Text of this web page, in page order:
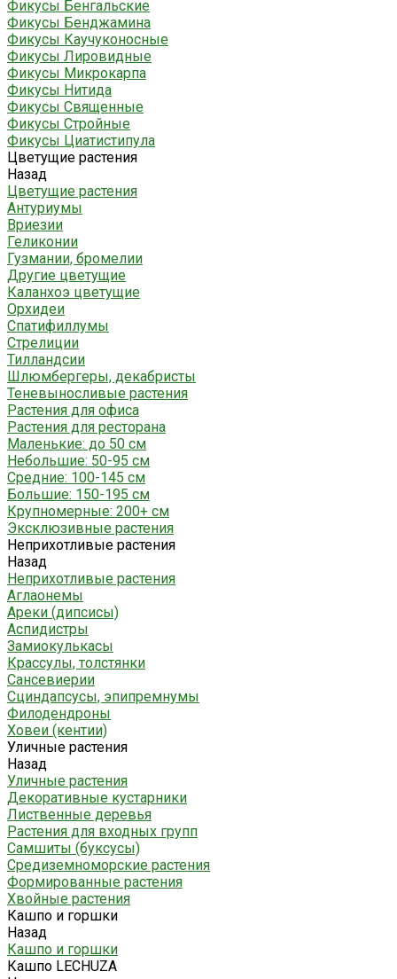
Фикусы Бенгальские
Фикусы Бенджамина
Фикусы Каучуконосные
Фикусы Лировидные
Фикусы Микрокарпа
Фикусы Нитида
Фикусы Священные
Фикусы Стройные
Фикусы Циатистипула
Цветущие растения
Назад
Цветущие растения
Антуриумы
Вриезии
Геликонии
Гузмании, бромелии
Другие цветущие
Каланхоэ цветущие
Орхидеи
Спатифиллумы
Стрелиции
Тилландсии
Шлюмбергеры, декабристы
Теневыносливые растения
Растения для офиса
Растения для ресторана
Маленькие: до 50 см
Небольшие: 50-95 см
Средние: 100-145 см
Большие: 150-195 см
Крупномерные: 200+ см
Эксклюзивные растения
Неприхотливые растения
Назад
Неприхотливые растения
Аглаонемы
Ареки (дипсисы)
Аспидистры
Замиокулькасы
Крассулы, толстянки
Сансевиерии
Сциндапсусы, эпипремнумы
Филодендроны
Ховеи (кентии)
Уличные растения
Назад
Уличные растения
Декоративные кустарники
Лиственные деревья
Растения для входных групп
Самшиты (буксусы)
Средиземноморские растения
Формированные растения
Хвойные растения
Кашпо и горшки
Назад
Кашпо и горшки
Кашпо LECHUZA